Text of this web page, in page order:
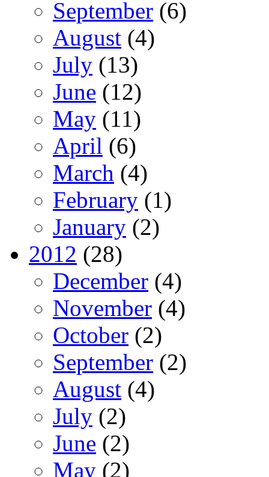
September (6)
August (4)
July (13)
June (12)
May (11)
April (6)
March (4)
February (1)
January (2)
2012 (28)
December (4)
November (4)
October (2)
September (2)
August (4)
July (2)
June (2)
May (2)